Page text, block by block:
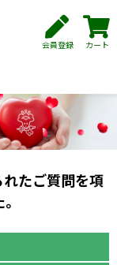
会員登録 カート
たご質問を項